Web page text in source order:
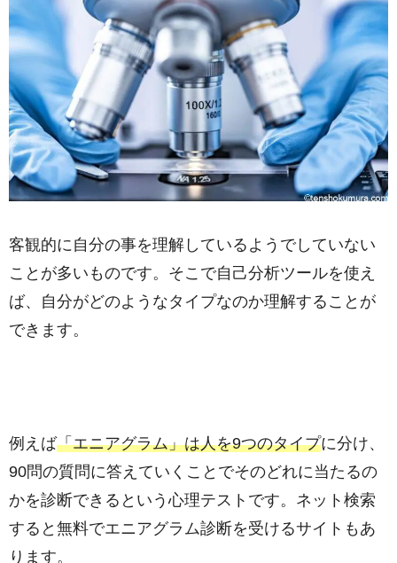
客観的に自分の事を理解しているようでしていない
ことが多いものです。そこで自己分析ツールを使え
ば、自分がどのようなタイプなのか理解することが
できます。
例えば「エニアグラム」は人を9つのタイプに分け、
90問の質問に答えていくことでそのどれに当たるの
かを診断できるという心理テストです。ネット検索
すると無料でエニアグラム診断を受けるサイトもあ
ります。